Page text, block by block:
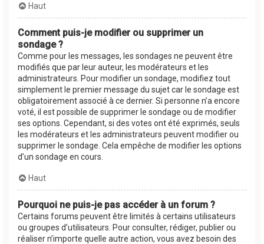
Haut
Comment puis-je modifier ou supprimer un
sondage ?
Comme pour les messages, les sondages ne peuvent être
modifiés que par leur auteur, les modérateurs et les
administrateurs. Pour modifier un sondage, modifiez tout
simplement le premier message du sujet car le sondage est
obligatoirement associé à ce dernier. Si personne n’a encore
voté, il est possible de supprimer le sondage ou de modifier
ses options. Cependant, si des votes ont été exprimés, seuls
les modérateurs et les administrateurs peuvent modifier ou
supprimer le sondage. Cela empêche de modifier les options
d’un sondage en cours.
Haut
Pourquoi ne puis-je pas accéder à un forum ?
Certains forums peuvent être limités à certains utilisateurs
ou groupes d’utilisateurs. Pour consulter, rédiger, publier ou
réaliser n’importe quelle autre action, vous avez besoin des